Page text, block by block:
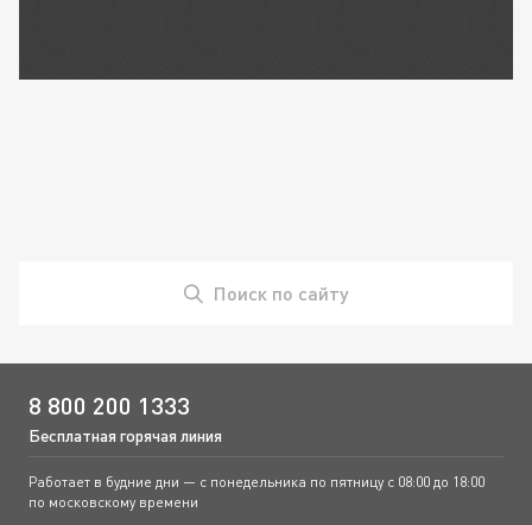
Поиск по сайту
8 800 200 1333
Бесплатная горячая линия
Работает в будние дни — с понедельника по пятницу с 08:00 до 18:00
по московскому времени